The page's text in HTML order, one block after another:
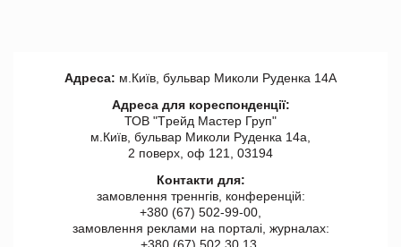
Адреса: м.Київ, бульвар Миколи Руденка 14А
Адреса для кореспонденції:
ТОВ "Tрейд Мастер Груп"
м.Київ, бульвар Миколи Руденка 14а,
2 поверх, оф 121, 03194
Контакти для:
замовлення треннгів, конференцій:
+380 (67) 502-99-00,
замовлення реклами на порталі, журналах:
+380 (67) 502 30 13,